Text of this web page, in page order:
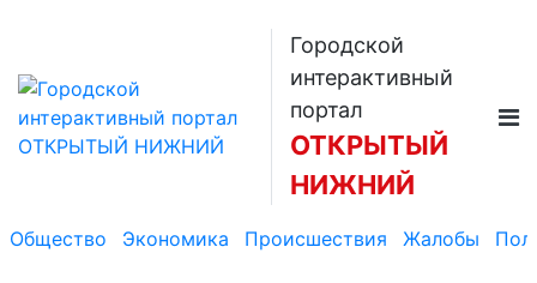
Городской
интерактивный
портал
ОТКРЫТЫЙ
НИЖНИЙ
Общество Экономика Происшествия Жалобы